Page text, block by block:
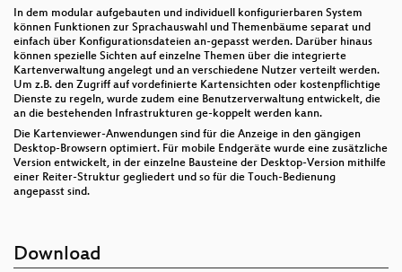
In dem modular aufgebauten und individuell konfigurierbaren System
können Funktionen zur Sprachauswahl und Themenbäume separat und
einfach über Konfigurationsdateien an-gepasst werden. Darüber hinaus
können spezielle Sichten auf einzelne Themen über die integrierte
Kartenverwaltung angelegt und an verschiedene Nutzer verteilt werden.
Um z.B. den Zugriff auf vordefinierte Kartensichten oder kostenpflichtige
Dienste zu regeln, wurde zudem eine Benutzerverwaltung entwickelt, die
an die bestehenden Infrastrukturen ge-koppelt werden kann.
Die Kartenviewer-Anwendungen sind für die Anzeige in den gängigen
Desktop-Browsern optimiert. Für mobile Endgeräte wurde eine zusätzliche
Version entwickelt, in der einzelne Bausteine der Desktop-Version mithilfe
einer Reiter-Struktur gegliedert und so für die Touch-Bedienung
angepasst sind.
Download